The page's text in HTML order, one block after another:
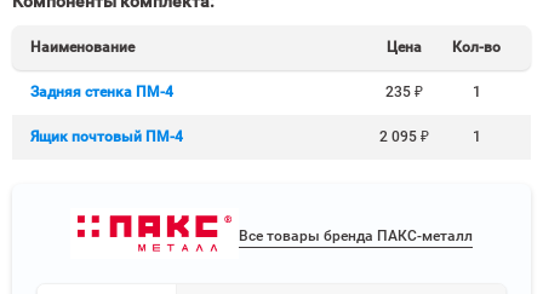
Наименование Цена Кол-во
Задняя стенка ПМ-4 235 ₽ 1
Ящик почтовый ПМ-4 2 095 ₽ 1
Все товары бренда ПАКС-металл